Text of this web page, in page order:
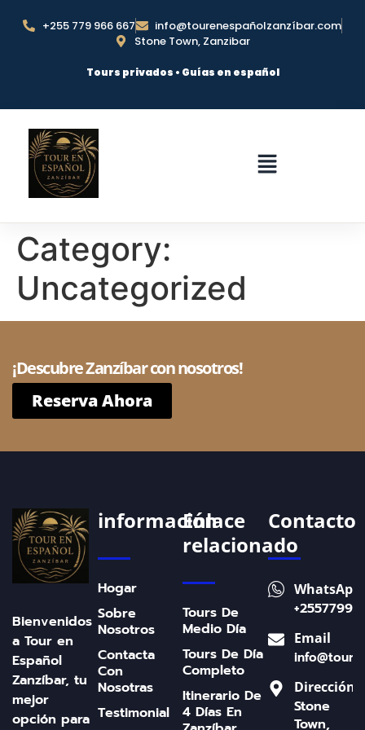
+255 779 966 667
info@tourenespañolzanzíbar.com
Stone Town, Zanzibar
Tours privados • Guías en español
Category:
Uncategorized
¡Descubre Zanzíbar con nosotros!
Reserva Ahora
Bienvenidos
a Tour en
Español
Zanzíbar, tu
mejor
opción para
información
Hogar
Sobre
Nosotros
Contacta
Con
Nosotras
Testimonial
Enlace
relacionado
Tours De
Medio Día
Tours De Día
Completo
Itinerario De
4 Días En
Contacto
WhatsApp
Email
Dirección
Stone
Town,